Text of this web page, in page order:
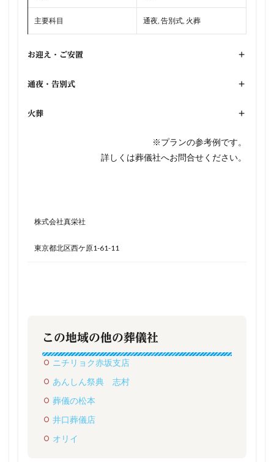
主要科目 通夜, 告別式, 火葬
お迎え・ご安置 +
通夜・告別式 +
火葬 +
※プランの参考例です。
詳しくは葬儀社へお問合せください。
株式会社真栄社
東京都北区西ケ原1-61-11
この地域の他の葬儀社
ニチリョク赤坂支店
あんしん祭典 志村
葬儀の松本
井口葬儀店
オリイ